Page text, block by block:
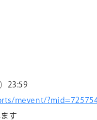
23:59
mevent/
す